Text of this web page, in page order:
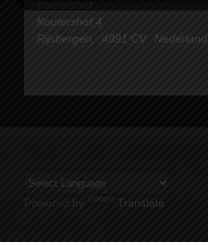
Koutershof 4
Rijsbergen
4891 CV Nederland
Powered by Translate